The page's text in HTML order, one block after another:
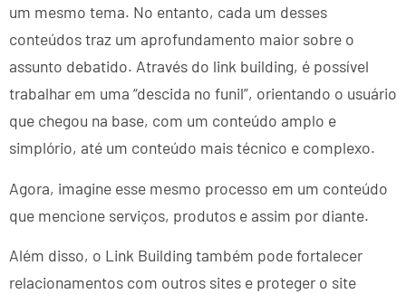
um mesmo tema. No entanto, cada um desses
conteúdos traz um aprofundamento maior sobre o
assunto debatido. Através do link building, é possível
trabalhar em uma “descida no funil”, orientando o usuário
que chegou na base, com um conteúdo amplo e
simplório, até um conteúdo mais técnico e complexo.
Agora, imagine esse mesmo processo em um conteúdo
que mencione serviços, produtos e assim por diante.
Além disso, o Link Building também pode fortalecer
relacionamentos com outros sites e proteger o site